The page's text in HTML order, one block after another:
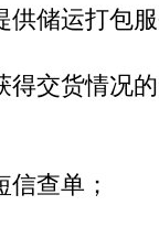
供储运打包
得交货情况
查单；